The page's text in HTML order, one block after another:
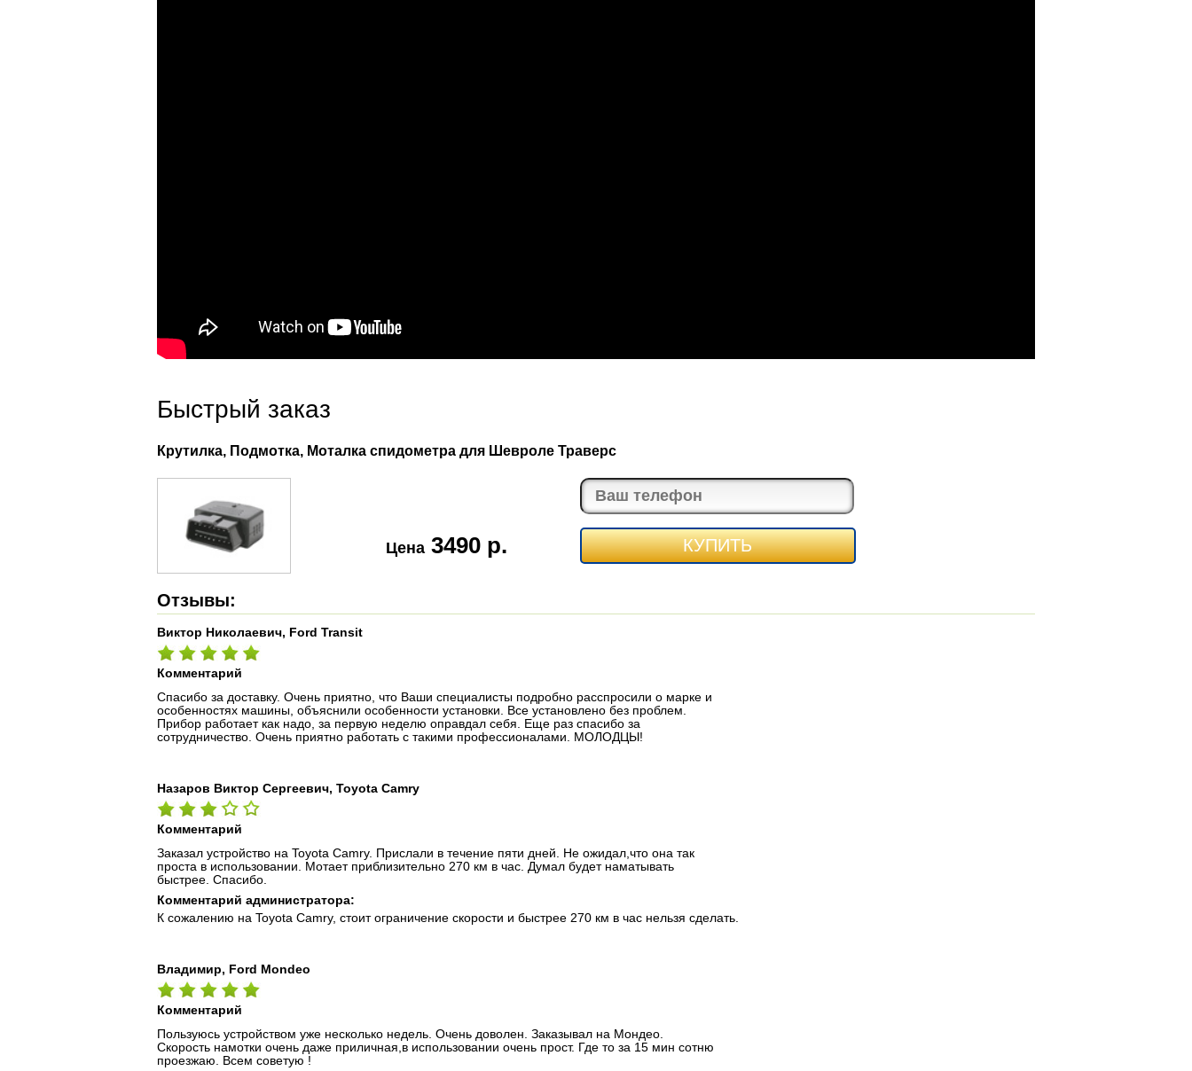
Быстрый заказ
Крутилка, Подмотка, Моталка спидометра для Шевроле Траверс
Цена 3490 р. КУПИТЬ
Отзывы:
Виктор Николаевич, Ford Transit
Комментарий
Спасибо за доставку. Очень приятно, что Ваши специалисты подробно расспросили о марке и
особенностях машины, объяснили особенности установки. Все установлено без проблем.
Прибор работает как надо, за первую неделю оправдал себя. Еще раз спасибо за
сотрудничество. Очень приятно работать с такими профессионалами. МОЛОДЦЫ!
Назаров Виктор Сергеевич, Toyota Camry
Комментарий
Заказал устройство на Toyota Camry. Прислали в течение пяти дней. Не ожидал,что она так
проста в использовании. Мотает приблизительно 270 км в час. Думал будет наматывать
быстрее. Спасибо.
Комментарий администратора:
К сожалению на Toyota Camry, стоит ограничение скорости и быстрее 270 км в час нельзя сделать.
Владимир, Ford Mondeo
Комментарий
Пользуюсь устройством уже несколько недель. Очень доволен. Заказывал на Мондео.
Скорость намотки очень даже приличная,в использовании очень прост. Где то за 15 мин сотню
проезжаю. Всем советую !